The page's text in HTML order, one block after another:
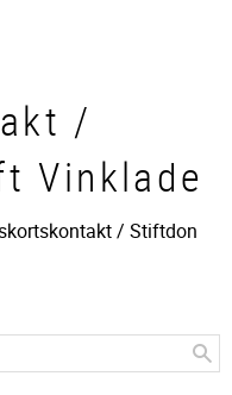
/
Vinklade
/ Stiftdon